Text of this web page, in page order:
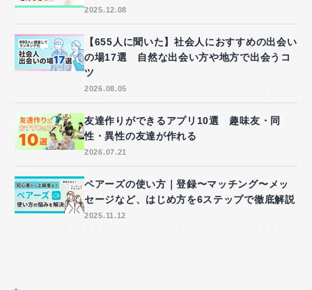
2025.12.08
【655人に聞いた】社会人におすすめの出会い
の場17選 自然な出会い方や地方で出会うコ
ツ
2026.08.05
友達作りができるアプリ10選 趣味友・同
性・異性の友達が作れる
2026.07.21
ペアーズの使い方｜登録〜マッチング〜メッ
セージなど、はじめ方を6ステップで徹底解説
2025.11.12